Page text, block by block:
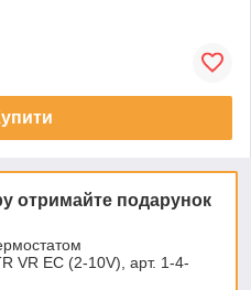
отримайте подарунок
VR EC (2-10V), арт. 1-4-